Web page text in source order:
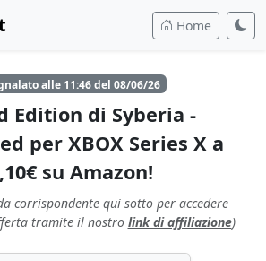
Home
alle 11:46 del 08/06/26
Edition di Syberia -
per XBOX Series X a
su Amazon!
corrispondente qui sotto per accedere
tramite il nostro link di affiliazione)